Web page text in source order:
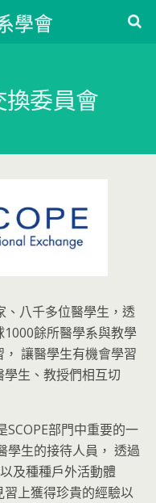
學會
委員會
、八千多位醫學⽣，透
餘所醫學系與教學
讓醫學⽣有機會學習
⽣、教授們相互切
部⾨中重要的⼀
學⽣的接待⼈員， 透過
及種種戶外活動體
上獲得珍貴的經驗以